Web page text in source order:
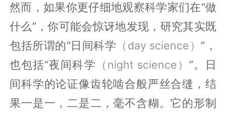
然而，如果你更仔细地观察科学家们在“做
什么”，你可能会惊讶地发现，研究其实既
包括所谓的“日间科学 （day science）”，
也包括“夜间科学 （night science） ”。日
间科学的论证像齿轮啮合般严丝合缝，结
果一是一，二是二，毫不含糊。它的形制